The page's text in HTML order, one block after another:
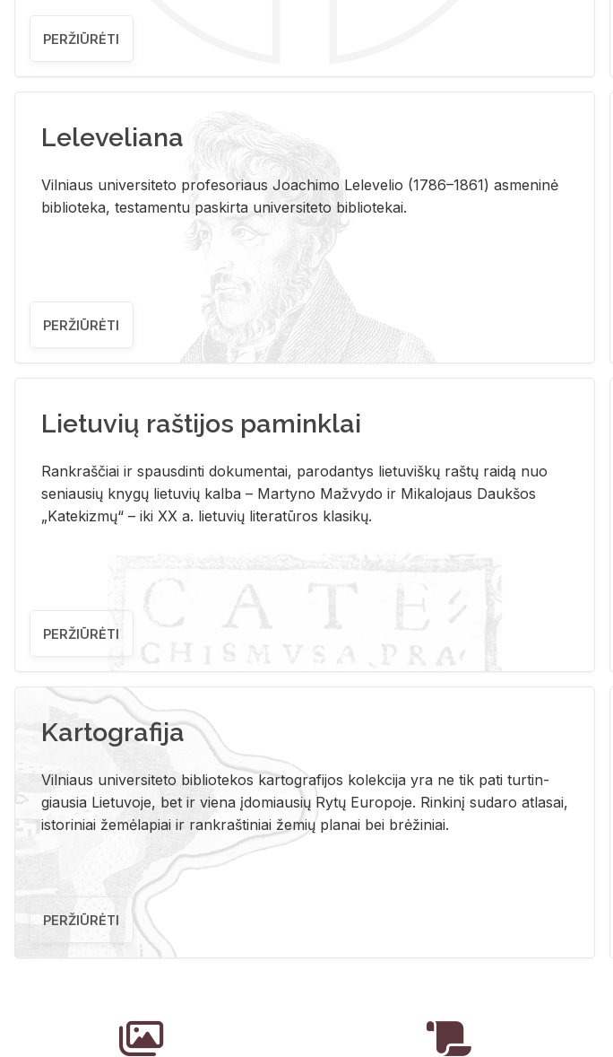
PERŽIŪRĖTI
Leleveliana
Vil­niaus uni­ver­si­te­to pro­fe­so­riaus Jo­a­chi­mo Le­le­ve­lio (1786–1861) as­me­ni­nė
bi­b­lio­te­ka, te­sta­men­tu pa­skir­ta uni­ver­si­te­to bi­b­lio­te­kai.
PERŽIŪRĖTI
Lietuvių raštijos paminklai
Rank­raš­čiai ir spaus­din­ti do­ku­men­tai, pa­ro­dan­tys lie­tu­viš­kų raš­tų rai­dą nuo
se­niau­sių kny­gų lie­tu­vių kal­ba – Mar­ty­no Ma­žvy­do ir Mi­ka­lo­jaus Dauk­šos
„Ka­te­kiz­mų“ – iki XX a. lie­tu­vių li­te­ra­tū­ros kla­si­kų.
PERŽIŪRĖTI
Kartografija
Vil­niaus uni­ver­si­te­to bi­b­lio­te­kos kar­to­gra­fi­jos ko­lek­ci­ja yra ne tik pati tur­tin­
giau­sia Lie­tu­vo­je, bet ir vie­na įdo­miau­sių Rytų Eu­ro­po­je. Rin­ki­nį su­da­ro at­la­sai,
is­to­ri­niai že­mė­la­piai ir rank­raš­ti­niai že­mių pla­nai bei brė­ži­niai.
PERŽIŪRĖTI